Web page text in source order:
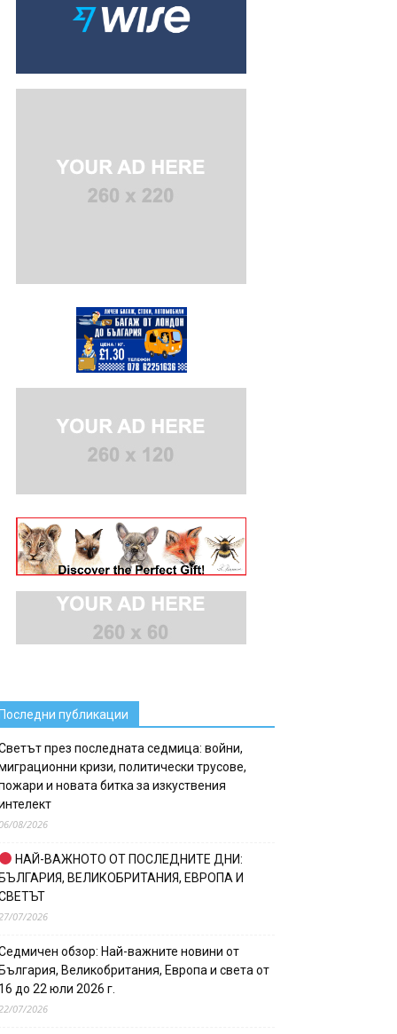
публикации
през последната седмица: войни,
кризи, политически трусове,
и новата битка за изкуствения
08/2026
НАЙ-ВАЖНОТО ОТ ПОСЛЕДНИТЕ ДНИ:
ВЕЛИКОБРИТАНИЯ, ЕВРОПА И
07/2026
обзор: Най-важните новини от
Великобритания, Европа и света от
до 22 юли 2026 г.
07/2026